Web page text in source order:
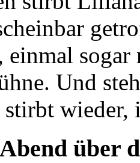
einmal
Und
wieder,
über